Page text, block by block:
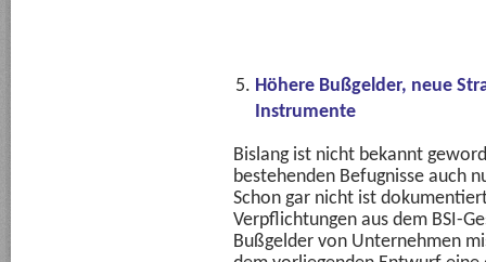
Höhere Bußgelder, neue
Instrumente
Bislang ist nicht bekannt
bestehenden Befugnisse auch
Schon gar nicht ist
Verpflichtungen aus dem BSI-
Bußgelder von Unternehmen